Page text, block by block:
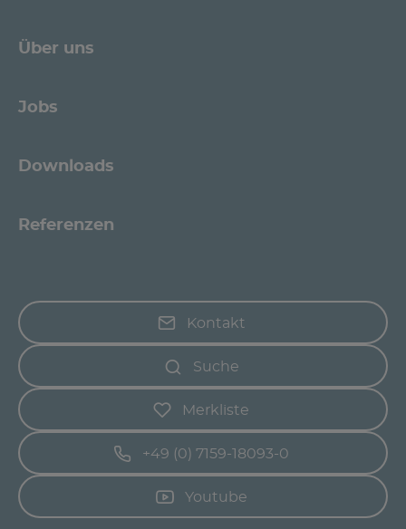
Über uns
Jobs
Downloads
Referenzen
Kontakt
Suche
Merkliste
+49 (0) 7159-18093-0
Youtube